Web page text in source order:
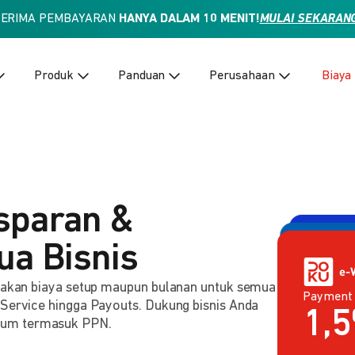
PEMBAYARAN HANYA DALAM 10 MENIT!MULAI
Produk Panduan Perusahaan Biaya
&
Bisnis
biaya setup maupun bulanan untuk semua
hingga Payouts. Dukung bisnis Anda
termasuk PPN.
Payment
Payment